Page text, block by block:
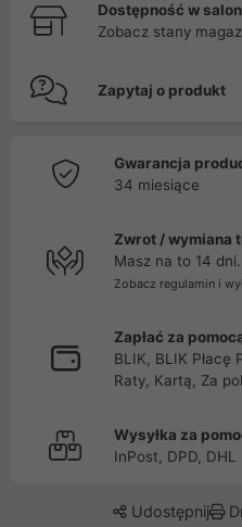
Dostępność w
Zobacz stany
Zapytaj o produkt
Gwarancja
34 miesiące
Zwrot / wymiana
Masz na to 14 dni.
Zobacz regulamin i
Zapłać za
BLIK, BLIK Płacę
Raty, Kartą, Za
Wysyłka za
InPost, DPD, DHL
Udostępnij